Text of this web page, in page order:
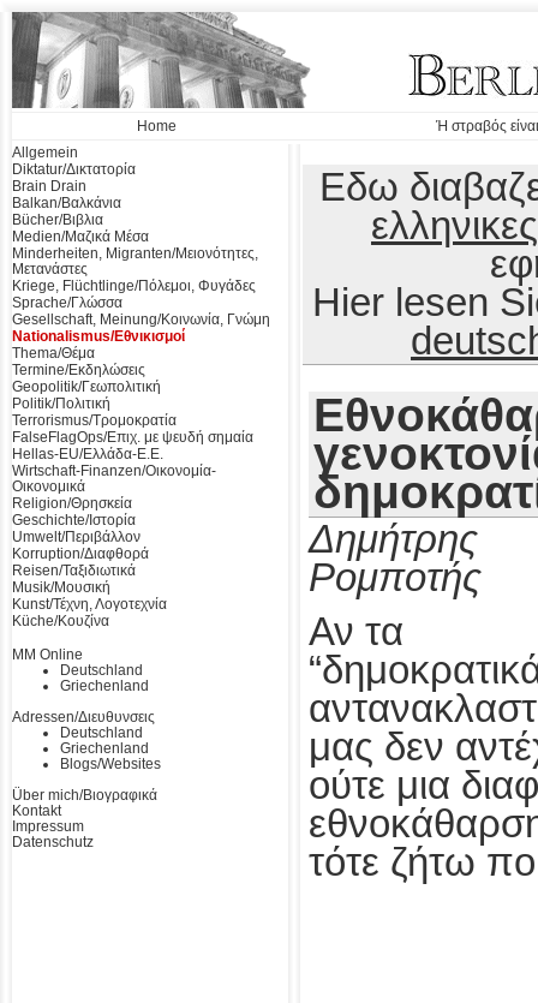
Home
Ή στραβός
Allgemein
Diktatur/Δικτατορία
Brain Drain
Balkan/Βαλκάνια
Bücher/Βιβλια
Medien/Μαζικά Μέσα
Minderheiten, Migranten/Μειονότητες,
Μετανάστες
Kriege, Flüchtlinge/Πόλεμοι, Φυγάδες
Sprache/Γλώσσα
Gesellschaft, Meinung/Κοινωνία, Γνώμη
Nationalismus/Εθνικισμοί
Thema/Θέμα
Termine/Εκδηλώσεις
Geopolitik/Γεωπολιτική
Politik/Πολιτική
Terrorismus/Τρομοκρατία
FalseFlagOps/Επιχ. με ψευδή σημαία
Hellas-EU/Ελλάδα-Ε.Ε.
Wirtschaft-Finanzen/Οικονομία-
Οικονομικά
Religion/Θρησκεία
Geschichte/Ιστορία
Umwelt/Περιβάλλον
Korruption/Διαφθορά
Reisen/Ταξιδιωτικά
Musik/Μουσική
Kunst/Τέχνη, Λογοτεχνία
Küche/Κουζίνα
MM Online
Deutschland
Griechenland
Adressen/Διευθυνσεις
Deutschland
Griechenland
Blogs/Websites
Über mich/Βιογραφικά
Kontakt
Impressum
Datenschutz
Εδω
ελληνικες
Hier lesen
Δημήτρης
Ρομποτής
Αν τα
μας δεν
ούτε μια
τότε ζήτω